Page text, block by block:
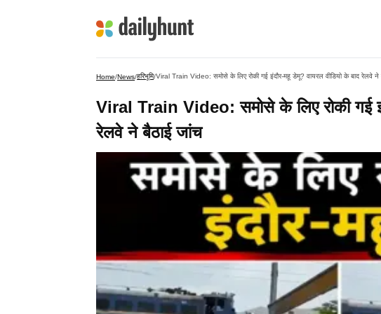
Home/News/हरिभूमि/Viral Train Video: समोसे के लिए रोकी गई इंदौर-महू डेमू? वायरल वीडियो के बाद रेलवे ने
Viral Train Video: समोसे के लिए रोकी गई
रेलवे ने बैठाई जांच